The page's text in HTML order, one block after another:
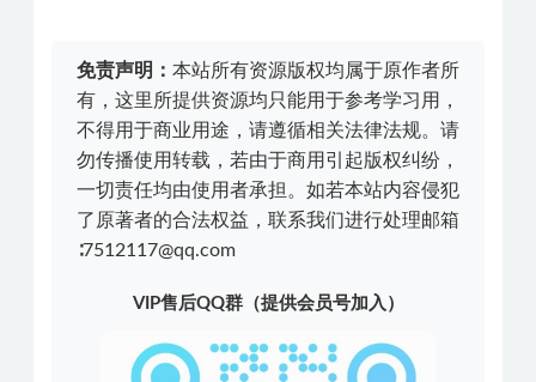
免责声明： 本站所有资源版权均属于原作者所
有，这里所提供资源均只能用于参考学习用，
不得用于商业用途，请遵循相关法律法规。请
勿传播使用转载，若由于商用引起版权纠纷，
一切责任均由使用者承担。如若本站内容侵犯
了原著者的合法权益，联系我们进行处理邮箱
∶7512117@qq.com
VIP售后QQ群（提供会员号加入）